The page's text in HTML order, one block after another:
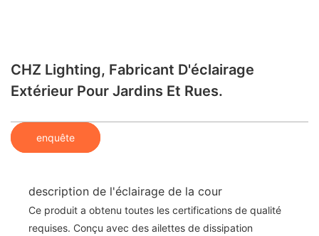
CHZ Lighting, Fabricant D'éclairage
Extérieur Pour Jardins Et Rues.
enquête
description de l'éclairage de la cour
Ce produit a obtenu toutes les certifications de qualité
requises. Conçu avec des ailettes de dissipation